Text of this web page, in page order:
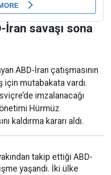
İran savaşı sona
ABD-İran çatışmasının
için mutabakata vardı.
imzalanacağı
Hürmüz
kaldırma kararı aldı.
takip ettiği ABD-
yaşandı. İki ülke